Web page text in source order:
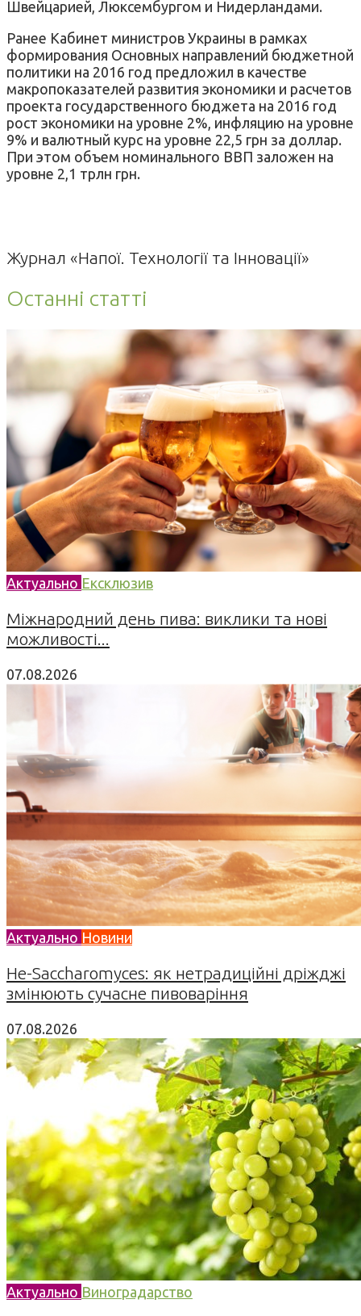
Швейцарией, Люксембургом и Нидерландами.
Ранее Кабинет министров Украины в рамках
формирования Основных направлений бюджетной
политики на 2016 год предложил в качестве
макропоказателей развития экономики и расчетов
проекта государственного бюджета на 2016 год
рост экономики на уровне 2%, инфляцию на уровне
9% и валютный курс на уровне 22,5 грн за доллар.
При этом объем номинального ВВП заложен на
уровне 2,1 трлн грн.
Журнал «Напої. Технології та Інновації»
Останні статті
Актуально Ексклюзив
Міжнародний день пива: виклики та нові
можливості...
07.08.2026
Актуально Новини
Не-Saccharomyces: як нетрадиційні дріжджі
змінюють сучасне пивоваріння
07.08.2026
Актуально Виноградарство